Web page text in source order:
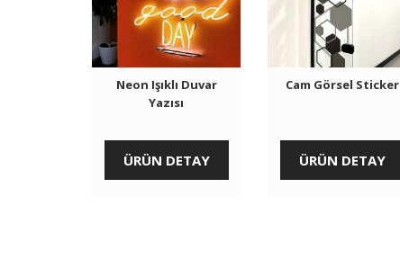
Neon Işıklı Duvar
Yazısı
ÜRÜN DETAY
Cam Görsel Sticker
ÜRÜN DETAY